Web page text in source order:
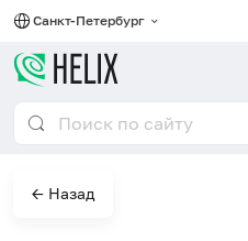
Санкт-Петербург
← Назад